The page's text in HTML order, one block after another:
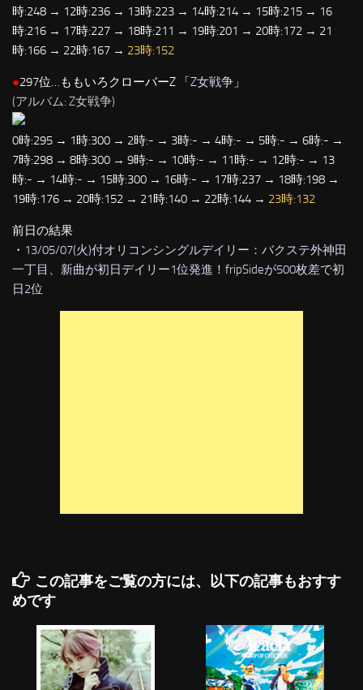
時:248 → 12時:236 → 13時:223 → 14時:214 → 15時:215 → 16
時:216 → 17時:227 → 18時:211 → 19時:201 → 20時:172 → 21
時:166 → 22時:167 → 23時:152
●297位…ももいろクローバーZ 「Z女戦争 」
(アルバム: Z女戦争)
0時:295 → 1時:300 → 2時:- → 3時:- → 4時:- → 5時:- → 6時:- →
7時:298 → 8時:300 → 9時:- → 10時:- → 11時:- → 12時:- → 13
時:- → 14時:- → 15時:300 → 16時:- → 17時:237 → 18時:198 →
19時:176 → 20時:152 → 21時:140 → 22時:144 → 23時:132
前日の結果
・ 13/05/07(火)付オリコンシングルデイリー：バクステ外神田
一丁目、新曲が初日デイリー1位発進！fripSideが500枚差で初
日2位
この記事をご覧の方には、以下の記事もおすす
めです